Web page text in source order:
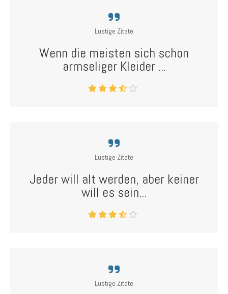
Lustige Zitate
Wenn die meisten sich schon
armseliger Kleider ...
Lustige Zitate
Jeder will alt werden, aber keiner
will es sein...
Lustige Zitate